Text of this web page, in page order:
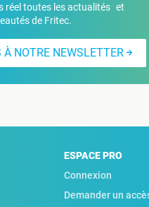
réel toutes les actualités et
de Fritec.
À NOTRE NEWSLETTER
ESPACE PRO
Connexion
Demander un